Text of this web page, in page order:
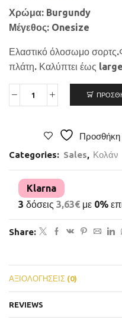
Χρώμα: Burgundy
Μέγεθος: Onesize
Ελαστικό όλοσωμο
πλάτη. Καλύπτει έως
Προσθήκη
Categories: Sales, Κολάν
Klarna
3 δόσεις 3,63€ με 0%
Share:
ΑΞΙΟΛΟΓΉΣΕΙΣ (0)
REVIEWS